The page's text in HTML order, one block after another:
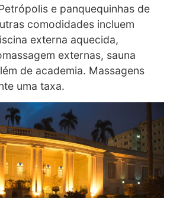
e panquequinhas de
comodidades incluem
externa aquecida,
externas, sauna
de academia. Massagens
uma taxa.